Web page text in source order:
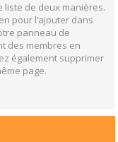
de deux manières.
pour l’ajouter dans
panneau de
des membres en
également supprimer
page.